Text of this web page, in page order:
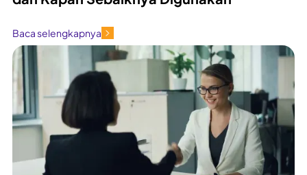
Baca selengkapnya